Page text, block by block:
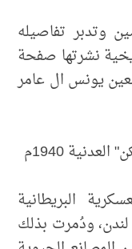
وتدبر تفاصيله
نشرتها صفحة
يونس ال عامر
1940م
البريطانية
لندن، ودُمرت بذلك